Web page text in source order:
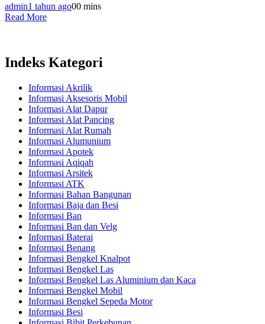
admin1 tahun ago00 mins
Read More
Indeks Kategori
Informasi Akrilik
Informasi Aksesoris Mobil
Informasi Alat Dapur
Informasi Alat Pancing
Informasi Alat Rumah
Informasi Alumunium
Informasi Apotek
Informasi Aqiqah
Informasi Arsitek
Informasi ATK
Informasi Bahan Bangunan
Informasi Baja dan Besi
Informasi Ban
Informasi Ban dan Velg
Informasi Baterai
Informasi Benang
Informasi Bengkel Knalpot
Informasi Bengkel Las
Informasi Bengkel Las Aluminium dan Kaca
Informasi Bengkel Mobil
Informasi Bengkel Sepeda Motor
Informasi Besi